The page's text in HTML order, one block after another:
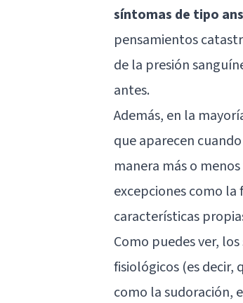
síntomas de tipo
pensamientos
de la presión
antes.
Además, en la
que aparecen
manera más o
excepciones como la
características
Como puedes ver,
fisiológicos (es
como la sudoración,